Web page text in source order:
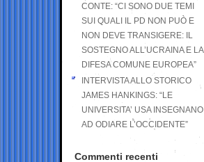
CONTE: “CI SONO DUE TEMI
SUI QUALI IL PD NON PUÒ E
NON DEVE TRANSIGERE: IL
SOSTEGNO ALL’UCRAINA E LA
DIFESA COMUNE EUROPEA”
INTERVISTA ALLO STORICO
JAMES HANKINGS: “LE
UNIVERSITA’ USA INSEGNANO
AD ODIARE L’OCCIDENTE”
Commenti recenti